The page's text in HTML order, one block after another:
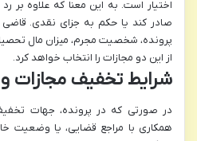
اختیار است. به این معنا که علاوه بر
صادر کند یا حکم به جزای نقدی. قاضی
پرونده، شخصیت مجرم، میزان مال
از این دو مجازات را انتخاب خواهد کرد.
شرایط تخفیف مجازات و
در صورتی که در پرونده، جهات
همکاری با مراجع قضایی، یا وضعیت